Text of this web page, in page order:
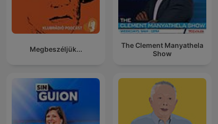
Megbeszéljük...
The Clement Manyathela
Show